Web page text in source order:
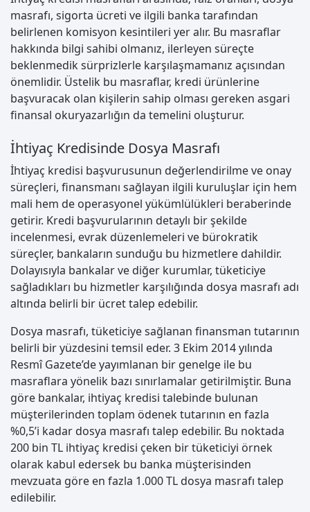
masrafı, sigorta ücreti ve ilgili banka tarafından
belirlenen komisyon kesintileri yer alır. Bu masraflar
hakkında bilgi sahibi olmanız, ilerleyen süreçte
beklenmedik sürprizlerle karşılaşmamanız açısından
önemlidir. Üstelik bu masraflar, kredi ürünlerine
başvuracak olan kişilerin sahip olması gereken asgari
finansal okuryazarlığın da temelini oluşturur.
İhtiyaç Kredisinde Dosya Masrafı
İhtiyaç kredisi başvurusunun değerlendirilme ve onay
süreçleri, finansmanı sağlayan ilgili kuruluşlar için hem
mali hem de operasyonel yükümlülükleri beraberinde
getirir. Kredi başvurularının detaylı bir şekilde
incelenmesi, evrak düzenlemeleri ve bürokratik
süreçler, bankaların sunduğu bu hizmetlere dahildir.
Dolayısıyla bankalar ve diğer kurumlar, tüketiciye
sağladıkları bu hizmetler karşılığında dosya masrafı adı
altında belirli bir ücret talep edebilir.
Dosya masrafı, tüketiciye sağlanan finansman tutarının
belirli bir yüzdesini temsil eder. 3 Ekim 2014 yılında
Resmî Gazete’de yayımlanan bir genelge ile bu
masraflara yönelik bazı sınırlamalar getirilmiştir. Buna
göre bankalar, ihtiyaç kredisi talebinde bulunan
müşterilerinden toplam ödenek tutarının en fazla
%0,5’i kadar dosya masrafı talep edebilir. Bu noktada
200 bin TL ihtiyaç kredisi çeken bir tüketiciyi örnek
olarak kabul edersek bu banka müşterisinden
mevzuata göre en fazla 1.000 TL dosya masrafı talep
edilebilir.